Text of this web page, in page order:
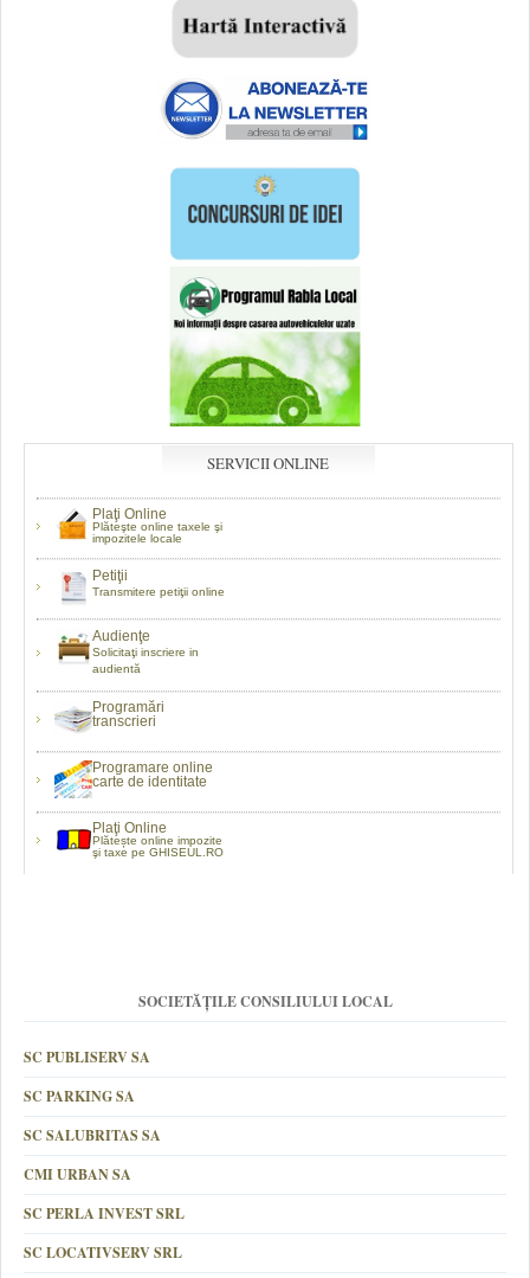
SERVICII ONLINE
Plaţi Online
Plăteşte online taxele şi
impozitele locale
Petiţii
Transmitere petiţii online
Audienţe
Solicitaţi inscriere in
audientă
Programări
transcrieri
Programare online
carte de identitate
Plaţi Online
Plătește online impozite
şi taxe pe GHISEUL.RO
SOCIETĂȚILE CONSILIULUI LOCAL
SC PUBLISERV SA
SC PARKING SA
SC SALUBRITAS SA
CMI URBAN SA
SC PERLA INVEST SRL
SC LOCATIVSERV SRL